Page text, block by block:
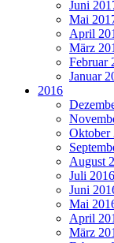
Juni
Mai
April
März
Februar
Januar
2016
Oktober
August
Juli 2016
Juni
Mai
April
März